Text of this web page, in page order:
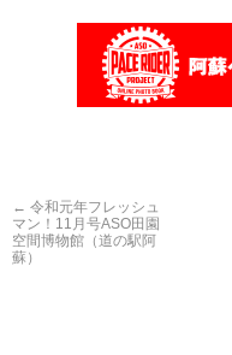
← 令和元年フレッシュ
マン！11月号ASO田園
空間博物館（道の駅阿
蘇）